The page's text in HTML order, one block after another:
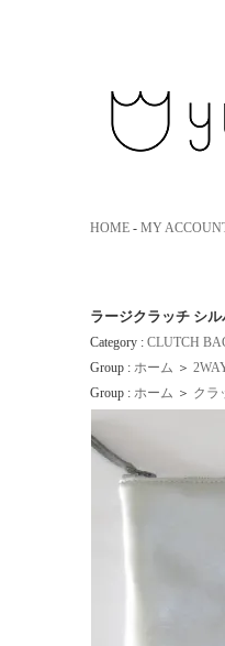
HOME - MY
ラージクラッチ シル
Category : CLUTCH
Group : ホーム ＞
Group : ホーム ＞ クラ